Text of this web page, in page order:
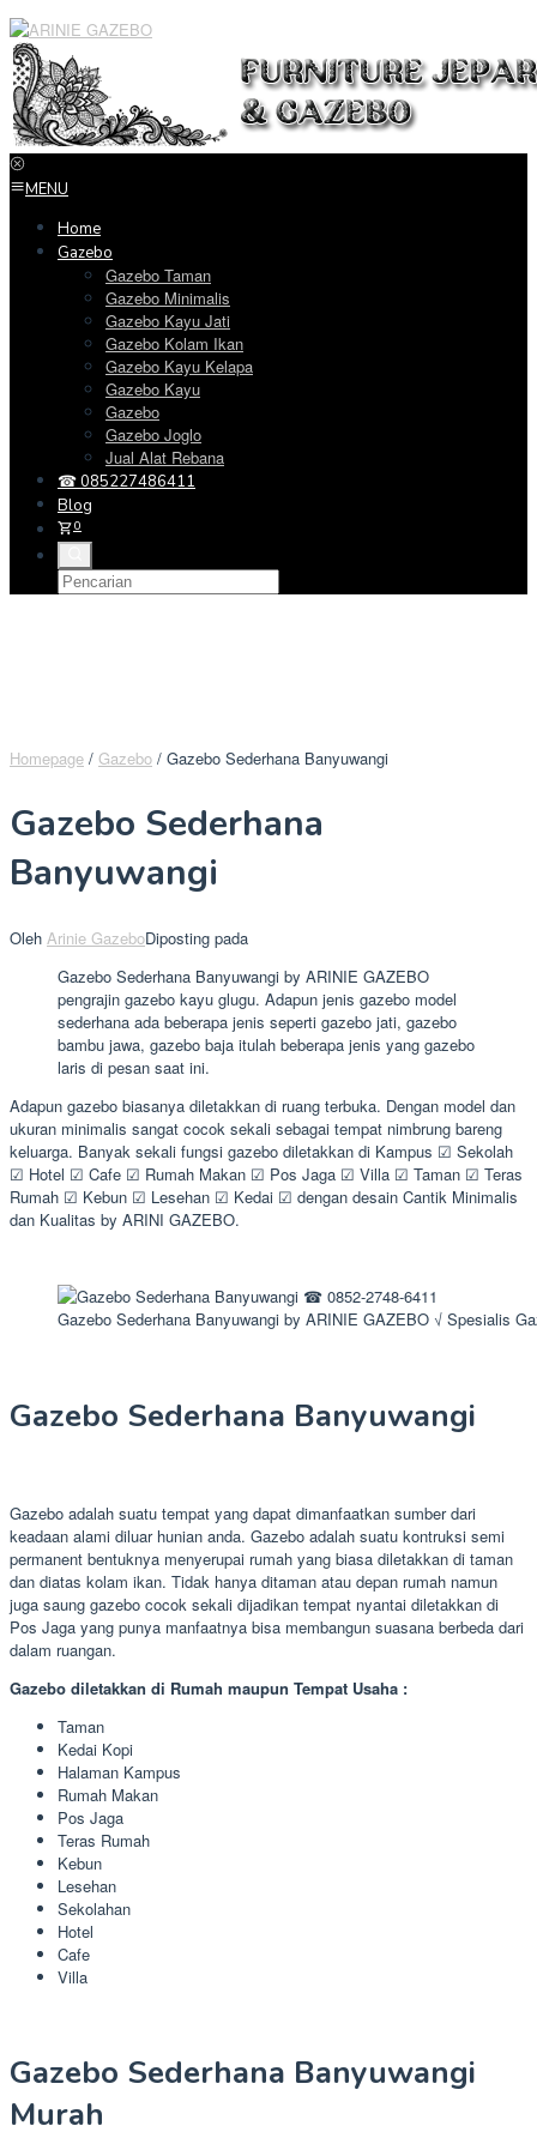
Loncat
ke
konten
MENU
Home
Gazebo
Gazebo Taman
Gazebo Minimalis
Gazebo Kayu Jati
Gazebo Kolam Ikan
Gazebo Kayu Kelapa
Gazebo Kayu
Gazebo
Gazebo Joglo
Jual Alat Rebana
☎ 085227486411
Blog
0
Homepage / Gazebo / Gazebo Sederhana Banyuwangi
Gazebo Sederhana
Banyuwangi
Oleh Arinie GazeboDiposting pada
Gazebo Sederhana Banyuwangi by ARINIE GAZEBO
pengrajin gazebo kayu glugu. Adapun jenis gazebo model
sederhana ada beberapa jenis seperti gazebo jati, gazebo
bambu jawa, gazebo baja itulah beberapa jenis yang gazebo
laris di pesan saat ini.
Adapun gazebo biasanya diletakkan di ruang terbuka. Dengan model dan
ukuran minimalis sangat cocok sekali sebagai tempat nimbrung bareng
keluarga. Banyak sekali fungsi gazebo diletakkan di Kampus ☑ Sekolah
☑ Hotel ☑ Cafe ☑ Rumah Makan ☑ Pos Jaga ☑ Villa ☑ Taman ☑ Teras
Rumah ☑ Kebun ☑ Lesehan ☑ Kedai ☑ dengan desain Cantik Minimalis
dan Kualitas by ARINI GAZEBO.
Gazebo Sederhana Banyuwangi by ARINIE GAZEBO √ Spesialis
Gazebo Sederhana Banyuwangi
Gazebo adalah suatu tempat yang dapat dimanfaatkan sumber dari
keadaan alami diluar hunian anda. Gazebo adalah suatu kontruksi semi
permanent bentuknya menyerupai rumah yang biasa diletakkan di taman
dan diatas kolam ikan. Tidak hanya ditaman atau depan rumah namun
juga saung gazebo cocok sekali dijadikan tempat nyantai diletakkan di
Pos Jaga yang punya manfaatnya bisa membangun suasana berbeda dari
dalam ruangan.
Gazebo diletakkan di Rumah maupun Tempat Usaha :
Taman
Kedai Kopi
Halaman Kampus
Rumah Makan
Pos Jaga
Teras Rumah
Kebun
Lesehan
Sekolahan
Hotel
Cafe
Villa
Gazebo Sederhana Banyuwangi
Murah